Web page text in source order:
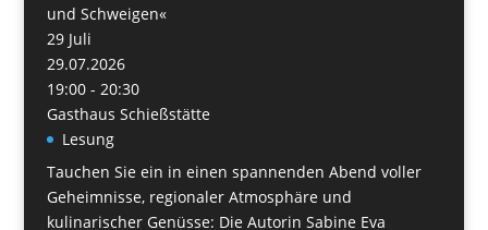
und Schweigen«
29 Juli
29.07.2026
19:00 - 20:30
Gasthaus Schießstätte
Lesung
Tauchen Sie ein in einen spannenden Abend voller
Geheimnisse, regionaler Atmosphäre und
kulinarischer Genüsse: Die Autorin Sabine Eva